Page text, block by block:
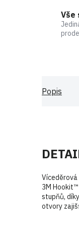
Vše
Popis
3M
stupňů,
otvory